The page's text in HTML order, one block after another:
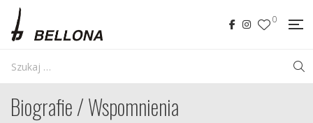
0
Biografie / Wspomnienia